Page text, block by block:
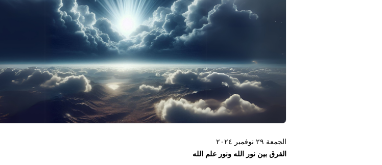
الجمعة ٢٩ نوفمبر ٢٠٢٤
الفرق بين نور الله ونور علم الله